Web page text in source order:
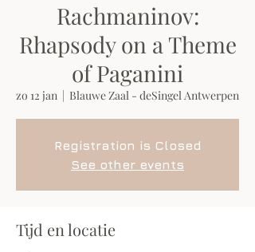
Rachmaninov:
Rhapsody on a Theme
of Paganini
zo 12 jan
  |
Blauwe Zaal - deSingel Antwerpen
Registration is Closed
See other events
Tijd en locatie